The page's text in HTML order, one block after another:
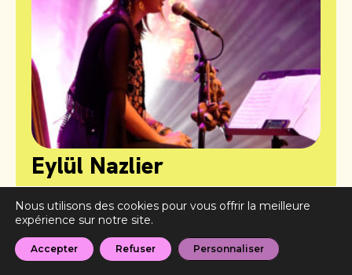
Eylül Nazlier
EN PARTENARIAT AVEC L'INSTITUT FRANÇAIS
D'ANKARA
Nous utilisons des cookies pour vous offrir la meilleure
expérience sur notre site.
Accepter Refuser Personnaliser